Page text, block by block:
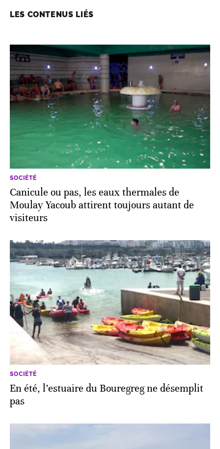
LES CONTENUS LIÉS
SOCIÉTÉ
Canicule ou pas, les eaux thermales de
Moulay Yacoub attirent toujours autant de
visiteurs
SOCIÉTÉ
En été, l’estuaire du Bouregreg ne désemplit
pas